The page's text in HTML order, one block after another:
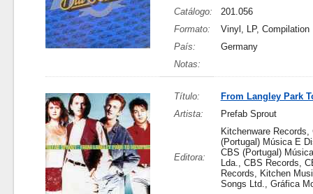
Catálogo:
201.056
Formato:
Vinyl, LP, Compilation
País:
Germany
Notas:
Título:
From Langley Park
Artista:
Prefab Sprout
Editora:
Kitchenware Records,
(Portugal) Música E
CBS (Portugal)
Lda., CBS Records,
Records, Kitchen
Songs Ltd., Gráfica